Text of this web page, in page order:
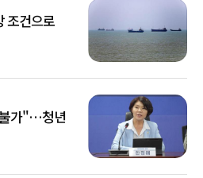
조건으로
가"…청년